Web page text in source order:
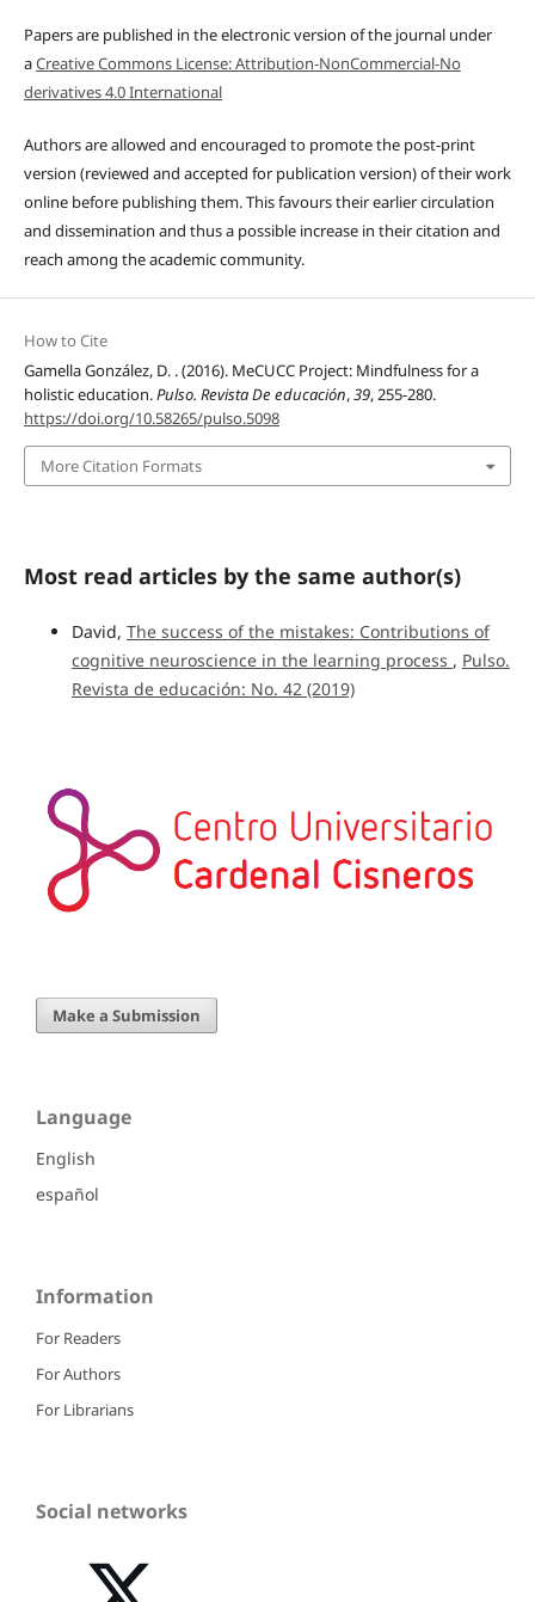
Papers are published in the electronic version of the journal under
aCreative Commons License: Attribution-NonCommercial-No
derivatives 4.0 International
Authors are allowed and encouraged to promote the post-print
version (reviewed and accepted for publication version) of their work
online before publishing them. This favours their earlier circulation
and dissemination and thus a possible increase in their citation and
reach among the academic community.
How to Cite
Gamella González, D. . (2016). MeCUCC Project: Mindfulness for a
holistic education.Pulso. Revista De educación,39, 255-280.
https://doi.org/10.58265/pulso.5098
More Citation Formats
Most read articles by the same author(s)
David, The success of the mistakes: Contributions of
cognitive neuroscience in the learning process , Pulso.
Revista de educación: No. 42 (2019)
Make a Submission
Language
English
español
Information
For Readers
For Authors
For Librarians
Social networks